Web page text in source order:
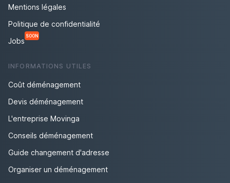
Mentions légales
Politique de confidentialité
Jobs
SOON
INFORMATIONS UTILES
Coût déménagement
Devis déménagement
L'entreprise Movinga
Conseils déménagement
Guide changement d'adresse
Organiser un déménagement